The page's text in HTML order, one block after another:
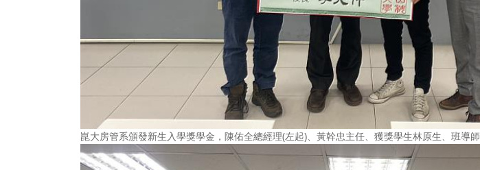
崑大房管系頒發新生入學獎學金，陳佑全總經理(左起)、黃幹忠主任、獲獎學生林原生、班導